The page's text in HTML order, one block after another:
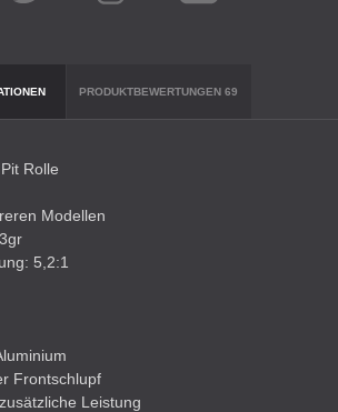
PRODUKTBEWERTUNGEN69
Rolle
Modellen
5,2:1
Frontschlupf
Leistung